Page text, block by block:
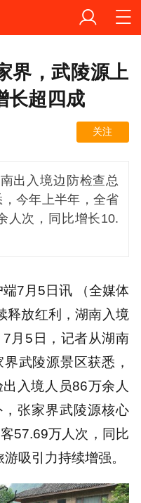
界，武陵源上
长超四成
关注
出入境边防检查总
今年上半年，全省
人次，同比增长10.
端7月5日讯 （全媒体
释放红利，湖南入境
月5日，记者从湖南
武陵源景区获悉，
入境人员86万余人
张家界武陵源核心
57.69万人次，同比
吸引力持续增强。